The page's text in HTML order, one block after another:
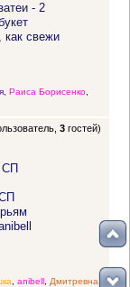
- 2
как свежи
, Раиса Борисенко,
3 гостей)
СП
anibell, Дмитревна